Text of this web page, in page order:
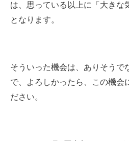
は、思っている以上に「大きな
となります。
そういった機会は、ありそうで
で、よろしかったら、この機会
ださい。